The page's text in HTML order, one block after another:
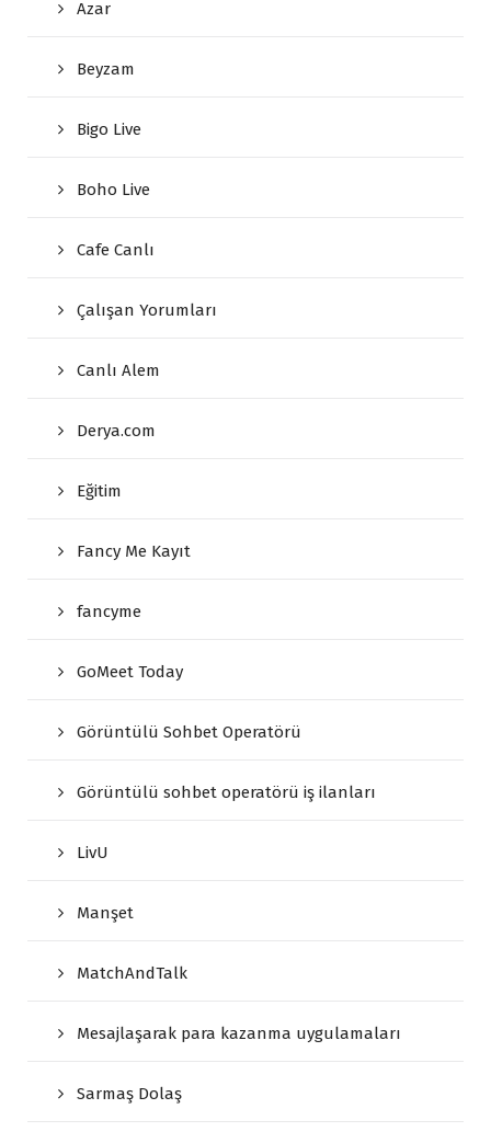
Azar
Beyzam
Bigo Live
Boho Live
Cafe Canlı
Çalışan Yorumları
Canlı Alem
Derya.com
Eğitim
Fancy Me Kayıt
fancyme
GoMeet Today
Görüntülü Sohbet Operatörü
Görüntülü sohbet operatörü iş ilanları
LivU
Manşet
MatchAndTalk
Mesajlaşarak para kazanma uygulamaları
Sarmaş Dolaş